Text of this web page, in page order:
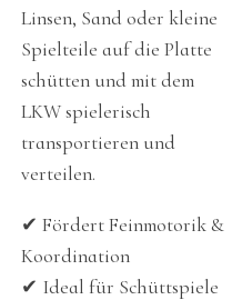
Linsen, Sand oder kleine
Spielteile auf die Platte
schütten und mit dem
LKW spielerisch
transportieren und
verteilen.
✔ Fördert Feinmotorik &
Koordination
✔ Ideal für Schüttspiele